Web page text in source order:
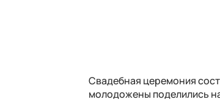
Свадебная церемония
молодожены поделились